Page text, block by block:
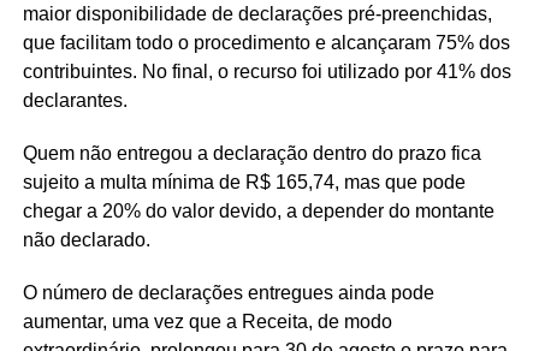
maior disponibilidade de declarações pré-preenchidas,
que facilitam todo o procedimento e alcançaram 75% dos
contribuintes. No final, o recurso foi utilizado por 41% dos
declarantes.
Quem não entregou a declaração dentro do prazo fica
sujeito a multa mínima de R$ 165,74, mas que pode
chegar a 20% do valor devido, a depender do montante
não declarado.
O número de declarações entregues ainda pode
aumentar, uma vez que a Receita, de modo